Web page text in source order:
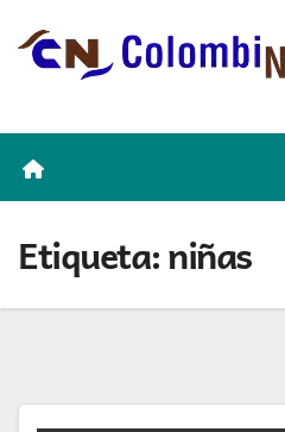
Etiqueta:niñas